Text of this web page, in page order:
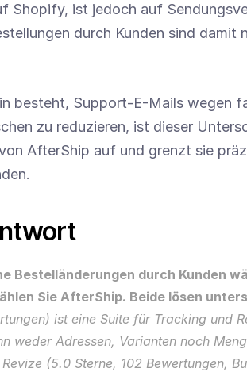
Shopify, ist jedoch auf
durch Kunden sind
besteht, Support-E-Mails wegen
zu reduzieren, ist dieser
AfterShip auf und grenzt sie
Bestelländerungen durch Kunden
Sie AfterShip. Beide lösen
ist eine Suite für Tracking und
weder Adressen, Varianten noch
(5.0 Sterne, 102 Bewertungen,